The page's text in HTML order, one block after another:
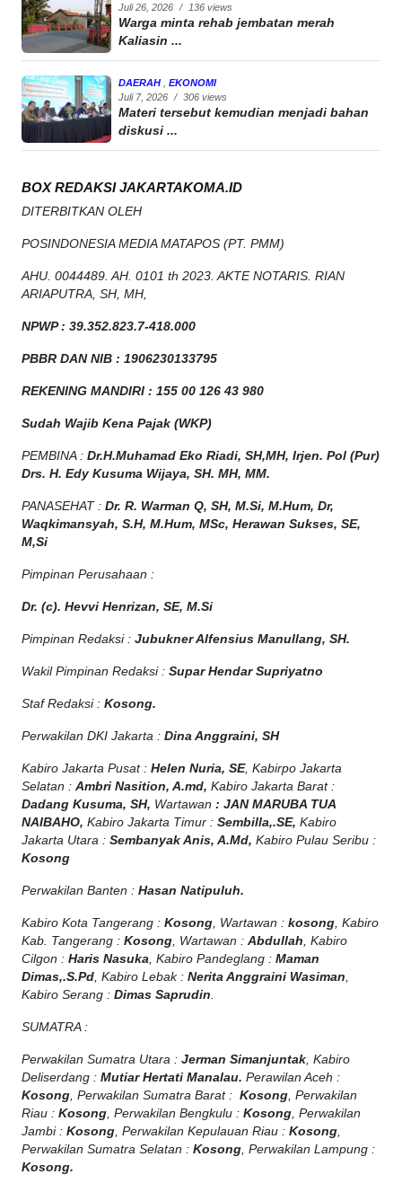
Juli 26, 2026 / 136 views
Warga minta rehab jembatan merah
Kaliasin ...
DAERAH
EKONOMI
Juli 7, 2026 / 306 views
Materi tersebut kemudian menjadi bahan
diskusi ...
BOX REDAKSI JAKARTAKOMA.ID
DITERBITKAN OLEH
POSINDONESIA MEDIA MATAPOS (PT. PMM)
AHU. 0044489. AH. 0101 th 2023. AKTE NOTARIS. RIAN
ARIAPUTRA, SH, MH,
NPWP: 39.352.823.7-418.000
PBBR DAN NIB : 1906230133795
REKENING MANDIRI : 155 00 126 43 980
Sudah Wajib Kena Pajak (WKP)
PEMBINA : Dr.H.Muhamad Eko Riadi, SH,MH, Irjen. Pol (Pur)
Drs. H. Edy Kusuma Wijaya, SH. MH, MM.
PANASEHAT : Dr. R. Warman Q, SH, M.Si, M.Hum, Dr,
Waqkimansyah, S.H, M.Hum, MSc, Herawan Sukses, SE,
M,Si
Pimpinan Perusahaan :
Dr. (c). Hevvi Henrizan, SE, M.Si
Pimpinan Redaksi : Jubukner Alfensius Manullang, SH.
Wakil Pimpinan Redaksi : Supar Hendar Supriyatno
Staf Redaksi : Kosong.
Perwakilan DKI Jakarta : Dina Anggraini, SH
Kabiro Jakarta Pusat : Helen Nuria, SE, Kabirpo Jakarta
Selatan : Ambri Nasition, A.md, Kabiro Jakarta Barat :
Dadang Kusuma, SH, Wartawan : JAN MARUBA TUA
NAIBAHO, Kabiro Jakarta Timur : Sembilla,.SE, Kabiro
Jakarta Utara : Sembanyak Anis, A.Md, Kabiro Pulau Seribu :
Kosong
Perwakilan Banten : Hasan Natipuluh.
Kabiro Kota Tangerang : Kosong, Wartawan : kosong, Kabiro
Kab. Tangerang : Kosong, Wartawan : Abdullah, Kabiro
Cilgon : Haris Nasuka, Kabiro Pandeglang : Maman
Dimas,.S.Pd, Kabiro Lebak : Nerita Anggraini Wasiman,
Kabiro Serang : Dimas Saprudin.
SUMATRA :
Perwakilan Sumatra Utara : Jerman Simanjuntak, Kabiro
Deliserdang : Mutiar Hertati Manalau. Perawilan Aceh :
Kosong, Perwakilan Sumatra Barat : Kosong, Perwakilan
Riau : Kosong, Perwakilan Bengkulu : Kosong, Perwakilan
Jambi : Kosong, Perwakilan Kepulauan Riau : Kosong,
Perwakilan Sumatra Selatan : Kosong, Perwakilan Lampung :
Kosong.